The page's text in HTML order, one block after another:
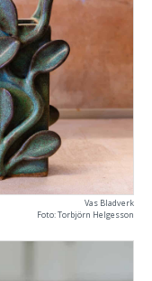
Vas Bladverk
Foto: Torbjörn Helgesson